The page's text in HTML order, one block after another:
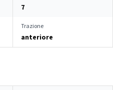
7
Trazione
anteriore